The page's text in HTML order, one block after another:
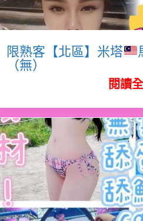
限熟客【北區】米塔
（無）
閱讀